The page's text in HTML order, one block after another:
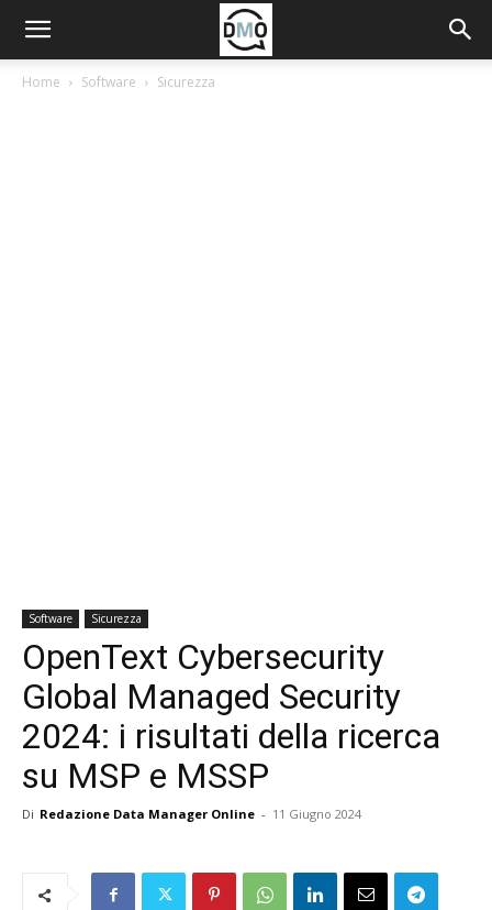
Home Software Sicurezza
Software Sicurezza
OpenText Cybersecurity
Global Managed Security
2024: i risultati della ricerca
su MSP e MSSP
Di Redazione Data Manager Online - 11 Giugno 2024